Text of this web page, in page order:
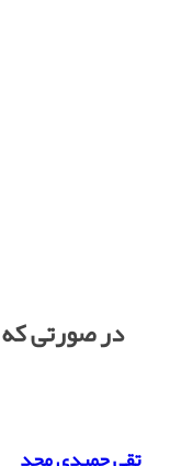
در صورتی که